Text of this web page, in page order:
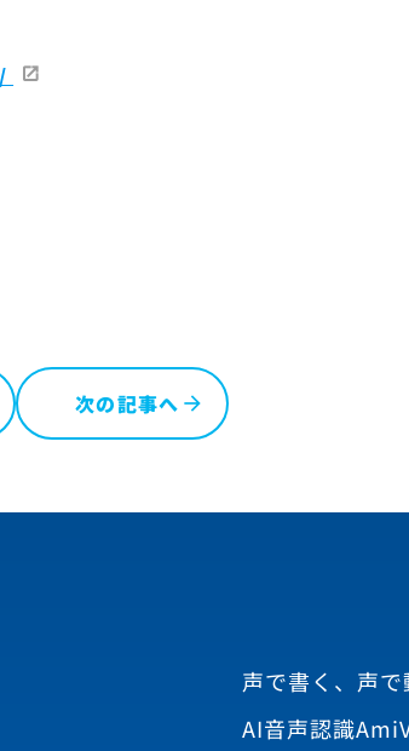
次の記事へ
声で書く、声
AI音声認識